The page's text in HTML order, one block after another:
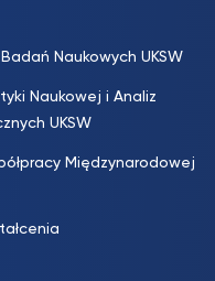
Naukowych UKSW
Naukowej i Analiz
UKSW
Międzynarodowej